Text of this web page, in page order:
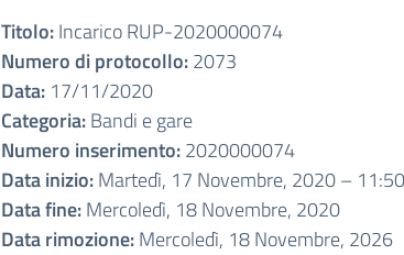
Titolo:Incarico RUP-2020000074
Numero di protocollo:2073
Data: 17/11/2020
Categoria:Bandi e gare
Numero inserimento:2020000074
Data inizio:Martedì, 17 Novembre, 2020 – 11:50
Data fine:Mercoledì, 18 Novembre, 2020
Data rimozione:Mercoledì, 18 Novembre, 2026